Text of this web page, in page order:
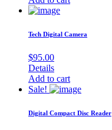
Tech Digital Camera
$95.00
Details
Add to cart
Sale!
Digital Compact Disc Reader